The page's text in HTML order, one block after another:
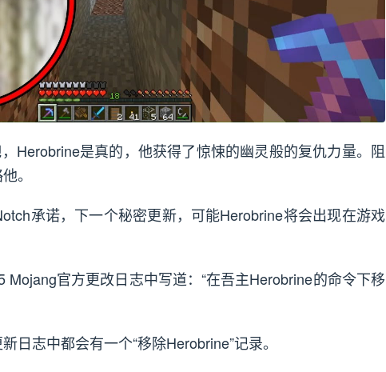
Herobrine是真的，他获得了惊悚的幽灵般的复仇力量。阻
。
承诺，下一个秘密更新，可能Herobrine将会出现在游戏
Mojang官方更改日志中写道：“在吾主Herobrine的命令下移
日志中都会有一个“移除Herobrine”记录。